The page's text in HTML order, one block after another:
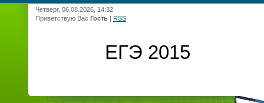
Четверг, 06.08.2026, 14:32
Приветствую Вас Гость | RSS
ЕГЭ 2015